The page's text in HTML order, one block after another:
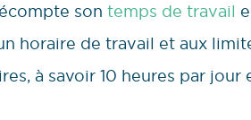
son temps de travail
horaire de travail et aux
à savoir 10 heures par